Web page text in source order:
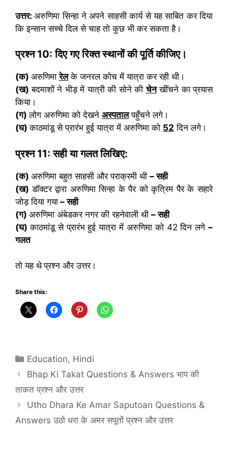
उत्तर: अरुणिमा सिन्हा ने अपने साहसी कार्य से यह साबित कर दिया
कि इन्सान सच्चे दिल से चाह तो कुछ भी कर सकता है।
प्रश्न10:दिए गए रिक्त स्थानों की पूर्ति कीजिए।
(क) अरुणिमारेलके जनरल कोच में यात्रा कर रही थी।
(ख)बदमाशों ने भीड़ में यात्री की सोने कीचेनखींचने का प्रयास
किया।
(ग)लोग अरुणिमा को देखने अस्पतालपहुँचने लगे।
(घ)काठमांडू से प्रारंभ हुई यात्रा में अरुणिमा को 52 दिन लगे।
प्रश्न11:सही या गलत लिखिए:
(क) अरुणिमा बहुत साहसी और पराक्रमी थी – सही
(ख)डॉक्टर द्वारा अरुणिमा सिन्हा के पैर को कृत्रिम पैर के सहारे
जोड़ दिया गया – सही
(ग) अरुणिमा अंबेडकर नगर की रहनेवाली थी – सही
(घ)काठमांडू से प्रारंभ हुई यात्रा में अरुणिमा को 42 दिन लगे–
गलत
तो यह थे प्रश्न और उत्तर।
Share this:
Categories
Education, Hindi
Bhap Ki Takat Questions & Answers भाप की
ताकत प्रश्न और उत्तर
Utho Dhara Ke Amar Saputoan Questions &
Answers उठो धरा के अमर सपूतों प्रश्न और उत्तर